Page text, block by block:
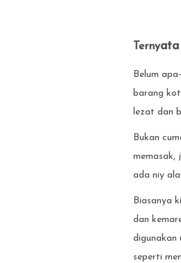
Ternyata
Belum
barang
lezat dan
Bukan
memasak,
ada niy
Biasanya
dan
digunakan
seperti